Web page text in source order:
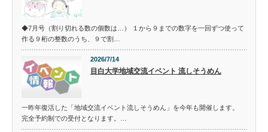
◆7月号（割り切れる数の個数は…） １から９までの数字を一回ずつ使って
作る９桁の整数のうち、９で割…
2026/7/14
目白大学地域交流イベント 流しそうめん
一昨年復活した「地域交流イベント流しそうめん」を今年も開催します。
完全予約制での受付となります。…